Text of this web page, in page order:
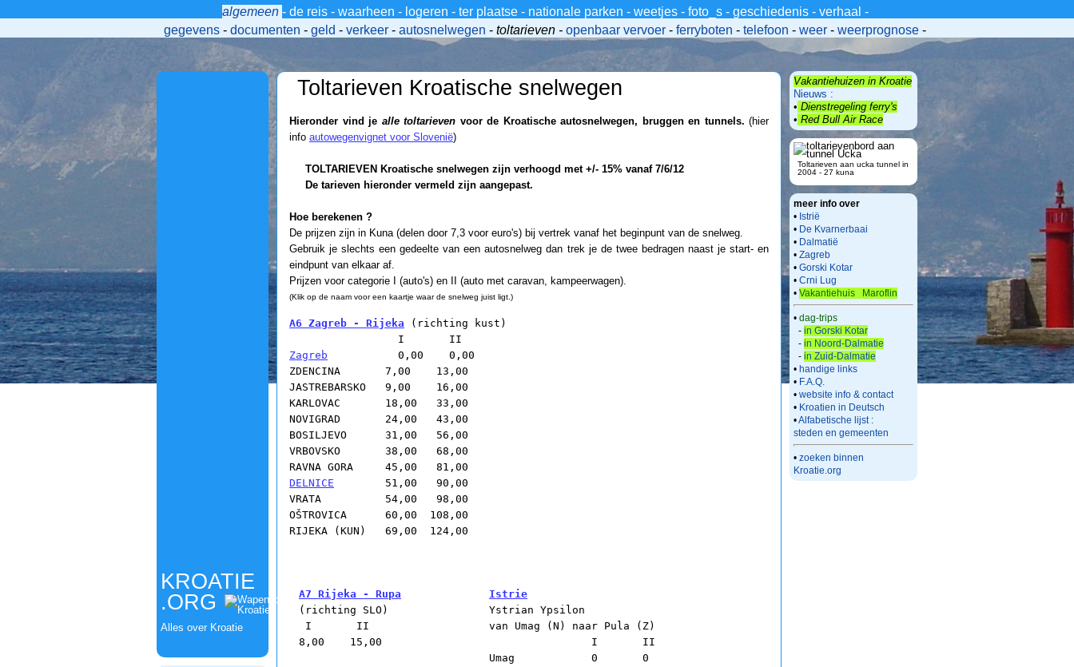
algemeen - de reis- waarheen - logeren - ter plaatse- nationale parken - weetjes- foto_s- geschiedenis- verhaal -
gegevens - documenten - geld - verkeer - autosnelwegen - toltarieven - openbaar vervoer - ferryboten - telefoon - weer - weerprognose -
KROATIE
.ORG
Alles over Kroatie
Toltarieven Kroatische snelwegen
Hieronder vind je alle toltarieven voor de Kroatische autosnelwegen, bruggen en tunnels. (hier
info autowegenvignet voor Slovenië)
TOLTARIEVEN Kroatische snelwegen zijn verhoogd met +/- 15% vanaf 7/6/12
De tarieven hieronder vermeld zijn aangepast.
Hoe berekenen ?
De prijzen zijn in Kuna (delen door 7,3 voor euro's) bij vertrek vanaf het beginpunt van de snelweg.
Gebruik je slechts een gedeelte van een autosnelweg dan trek je de twee bedragen naast je start- en
eindpunt van elkaar af.
Prijzen voor categorie I (auto's) en II (auto met caravan, kampeerwagen).
(Klik op de naam voor een kaartje waar de snelweg juist ligt.)
A6 Zagreb - Rijeka (richting kust)
Zagreb
           0,00    0,00
ZDENCINA       7,00    13,00
JASTREBARSKO   9,00    16,00
KARLOVAC       18,00   33,00
NOVIGRAD       24,00   43,00
BOSILJEVO      31,00   56,00
VRBOVSKO       38,00   68,00
DELNICE
        51,00   90,00
VRATA  	       54,00   98,00
OŠTROVICA      60,00  108,00
RIJEKA (KUN)   69,00  124,00
A7 Rijeka - Rupa
(richting SLO)
I       II
8,00    15,00
Istrie
Ystrian Ypsilon
van Umag (N) naar Pula (Z)
Umag		0	0
Vakantiehuizen in Kroatie
Nieuws :
• Dienstregeling ferry's
• Red Bull Air Race
Toltarieven aan ucka tunnel in
2004 - 27 kuna
meer info over
• Istrië
• De Kvarnerbaai
• Dalmatië
• Zagreb
• Gorski Kotar
• Crni Lug
• Vakantiehuis Maroflin
• dag-trips
- in Gorski Kotar
- in Noord-Dalmatie
- in Zuid-Dalmatie
• handige links
• F.A.Q.
• website info & contact
• Kroatien in Deutsch
•Alfabetische lijst :
steden en gemeenten
• zoeken binnen
Kroatie.org